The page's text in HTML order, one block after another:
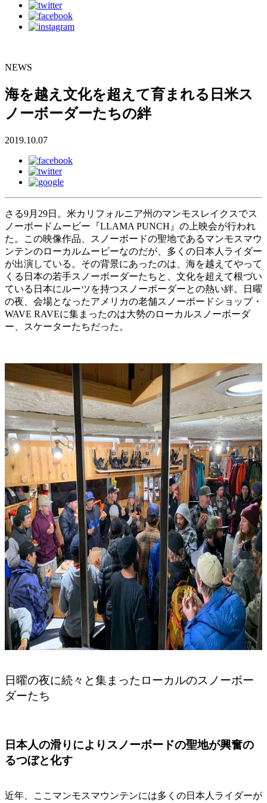
NEWS
海を越え文化を超えて育まれる日米ス
ノーボーダーたちの絆
2019.10.07
さる9月29日。米カリフォルニア州のマンモスレイクスでス
ノーボードムービー『LLAMA PUNCH』の上映会が行われ
た。この映像作品、スノーボードの聖地であるマンモスマウ
ンテンのローカルムービーなのだが、多くの日本人ライダー
が出演している。その背景にあったのは、海を越えてやって
くる日本の若手スノーボーダーたちと、文化を超えて根づい
ている日本にルーツを持つスノーボーダーとの熱い絆。日曜
の夜、会場となったアメリカの老舗スノーボードショップ・
WAVE RAVEに集まったのは大勢のローカルスノーボーダ
ー、スケーターたちだった。
日曜の夜に続々と集まったローカルのスノーボー
ダーたち
日本人の滑りによりスノーボードの聖地が興奮の
るつぼと化す
近年、ここマンモスマウンテンには多くの日本人ライダーが